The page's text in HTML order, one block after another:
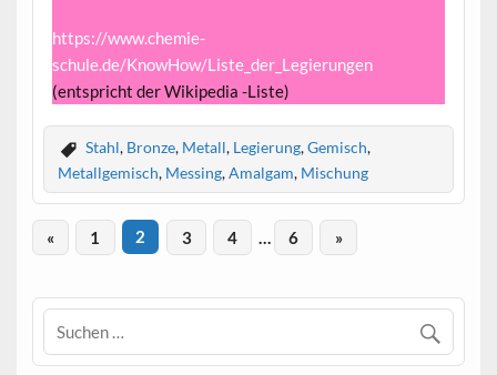
https://www.chemie-
schule.de/KnowHow/Liste_der_Legierungen
(entspricht der Wikipedia -Liste)
Stahl, Bronze, Metall, Legierung,Gemisch,
Metallgemisch, Messing,Amalgam, Mischung
« 1 2 3 4 6 »